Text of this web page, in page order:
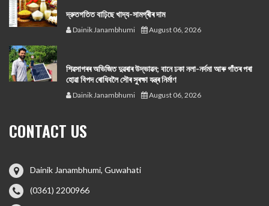
দ্রুতগতিত বাঢ়িছে খাদ্য-সামগ্ৰীৰ দাম
Dainik Janambhumi August 06, 2026
শিৱসাগৰৰ অভিজিত দুৱৰাৰ উদ্ভাৱন; বানে ঢকা নলা-নৰ্দমা আৰু গাঁতৰ পৰা
হোৱা বিপদ ৰোধিবলৈ সৌৰ সুৰক্ষা যন্ত্ৰ নিৰ্মাণ
Dainik Janambhumi August 06, 2026
CONTACT US
Dainik Janambhumi, Guwahati
(0361) 2200966